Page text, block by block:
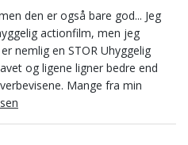
den er også bare god... Jeg
actionfilm, men jeg
nemlig en STOR Uhyggelig
og ligene ligner bedre end
Mange fra min